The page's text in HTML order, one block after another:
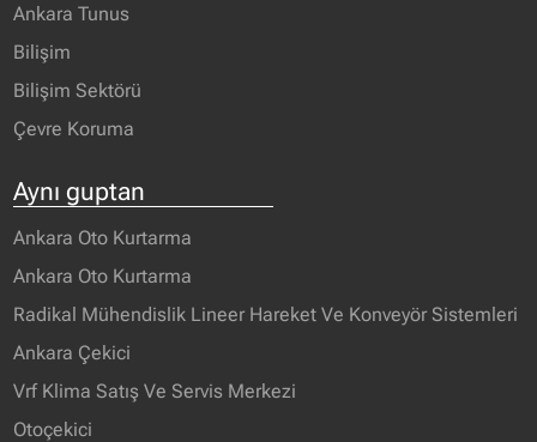
Ankara Tunus
Bilişim
Bilişim Sektörü
Çevre Koruma
Aynı guptan
Ankara Oto Kurtarma
Ankara Oto Kurtarma
Radikal Mühendislik Lineer Hareket Ve Konveyör Sistemleri
Ankara Çekici
Vrf Klima Satış Ve Servis Merkezi
Otoçekici